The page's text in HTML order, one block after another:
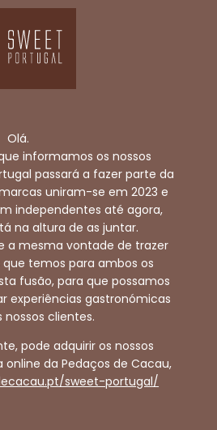
Olá.
informamos os nossos
passará a fazer parte da
uniram-se em 2023 e
independentes até agora,
na altura de as juntar.
a mesma vontade de trazer
temos para ambos os
fusão, para que possamos
experiências gastronómicas
nossos clientes.
pode adquirir os nossos
da Pedaços de Cacau,
sweet-portugal/